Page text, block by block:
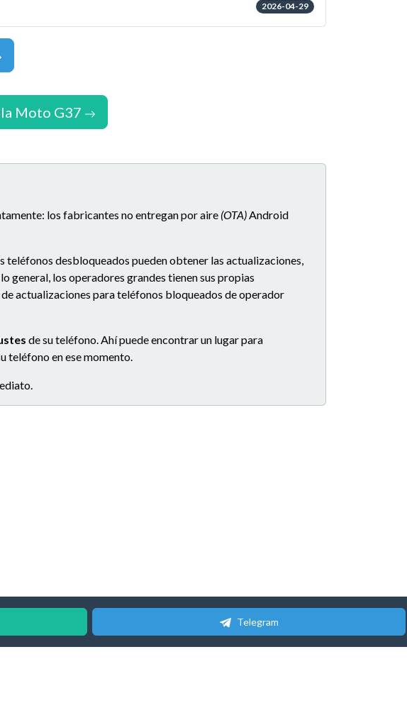
2026-04-29
Moto G37
los fabricantes no entregan por aire (OTA)Android
teléfonos desbloqueados pueden obtener las actualizaciones,
general, los operadores grandes tienen sus propias
actualizaciones para teléfonos bloqueados de operador
de su teléfono. Ahí puede encontrar un lugar para
teléfono en ese momento.
Telegram